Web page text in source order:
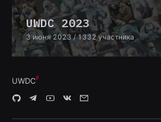
UWDC 2023
3 июня 2023 / 1332 участника
UWDC